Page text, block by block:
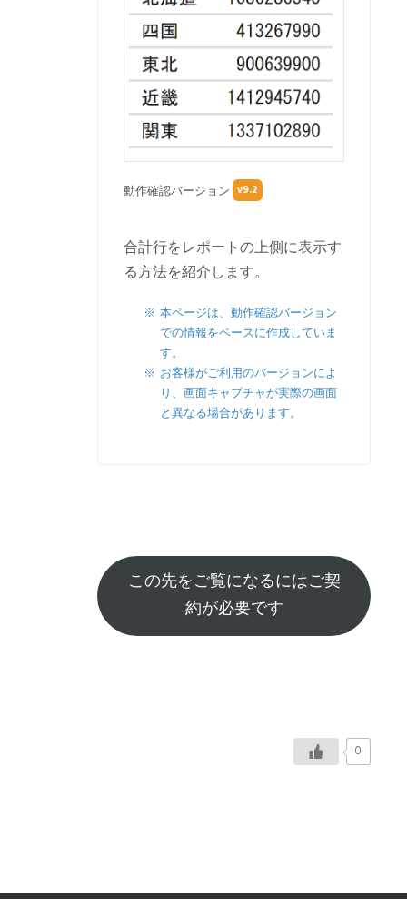
動作確認バージョン v9.2
合計行をレポートの上側に表示す
る方法を紹介します。
本ページは、動作確認バージョン
での情報をベースに作成していま
す。
お客様がご利用のバージョンによ
り、画面キャプチャが実際の画面
と異なる場合があります。
この先をご覧になるにはご契
約が必要です
0